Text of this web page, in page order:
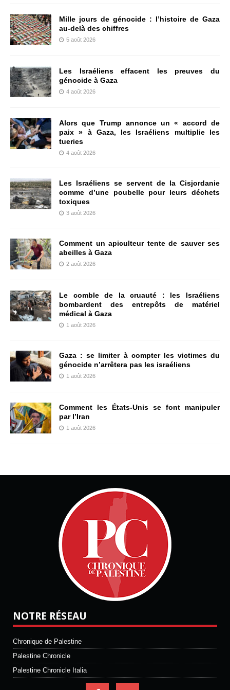
Mille jours de génocide : l’histoire de Gaza
au-delà des chiffres
5 août 2026
Les Israéliens effacent les preuves du
génocide à Gaza
4 août 2026
Alors que Trump annonce un « accord de
paix » à Gaza, les Israéliens multiplie les
tueries
4 août 2026
Les Israéliens se servent de la Cisjordanie
comme d’une poubelle pour leurs déchets
toxiques
3 août 2026
Comment un apiculteur tente de sauver ses
abeilles à Gaza
2 août 2026
Le comble de la cruauté : les Israéliens
bombardent des entrepôts de matériel
médical à Gaza
1 août 2026
Gaza : se limiter à compter les victimes du
génocide n’arrêtera pas les israéliens
1 août 2026
Comment les États-Unis se font manipuler
par l’Iran
1 août 2026
NOTRE RÉSEAU
Chronique de Palestine
Palestine Chronicle
Palestine Chronicle Italia